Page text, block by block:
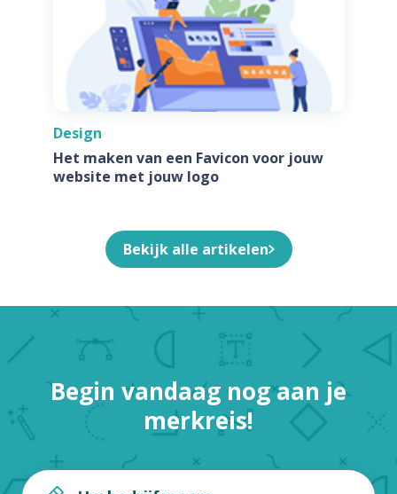
Design
Het maken van een Favicon voor jouw
website met jouw logo
Bekijk alle artikelen
Begin vandaag nog aan je
merkreis!